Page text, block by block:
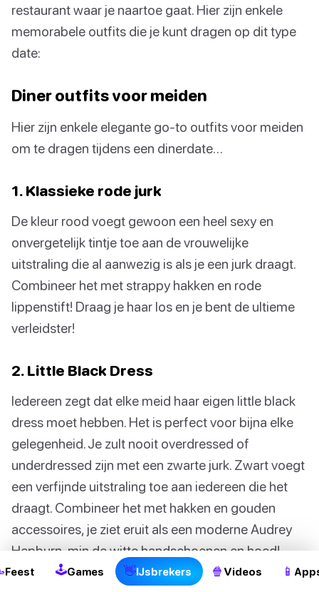
restaurant waar je naartoe gaat. Hier zijn enkele
memorabele outfits die je kunt dragen op dit type
date:
Diner outfits voor meiden
Hier zijn enkele elegante go-to outfits voor meiden
om te dragen tijdens een dinerdate…
1. Klassieke rode jurk
De kleur rood voegt gewoon een heel sexy en
onvergetelijk tintje toe aan de vrouwelijke
uitstraling die al aanwezig is als je een jurk draagt.
Combineer het met strappy hakken en rode
lippenstift! Draag je haar los en je bent de ultieme
verleidster!
2. Little Black Dress
Iedereen zegt dat elke meid haar eigen little black
dress moet hebben. Het is perfect voor bijna elke
gelegenheid. Je zult nooit overdressed of
underdressed zijn met een zwarte jurk. Zwart voegt
een verfijnde uitstraling toe aan iedereen die het
draagt. Combineer het met hakken en gouden
accessoires, je ziet eruit als een moderne Audrey
Hepburn, min de witte handschoenen en hoed!
Feest 🕹Games 👋IJsbrekers 🍿 Videos 📱